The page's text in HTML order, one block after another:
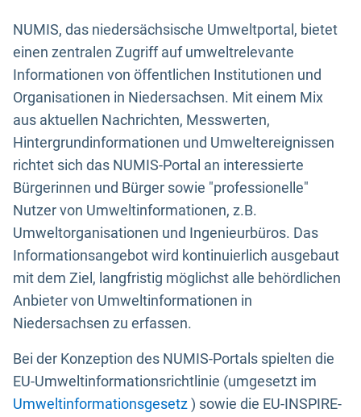
NUMIS, das niedersächsische Umweltportal, bietet
einen zentralen Zugriff auf umweltrelevante
Informationen von öffentlichen Institutionen und
Organisationen in Niedersachsen. Mit einem Mix
aus aktuellen Nachrichten, Messwerten,
Hintergrundinformationen und Umweltereignissen
richtet sich das NUMIS-Portal an interessierte
Bürgerinnen und Bürger sowie "professionelle"
Nutzer von Umweltinformationen, z.B.
Umweltorganisationen und Ingenieurbüros. Das
Informationsangebot wird kontinuierlich ausgebaut
mit dem Ziel, langfristig möglichst alle behördlichen
Anbieter von Umweltinformationen in
Niedersachsen zu erfassen.
Bei der Konzeption des NUMIS-Portals spielten die
EU-Umweltinformationsrichtlinie (umgesetzt im
Umweltinformationsgesetz) sowie die EU-INSPIRE-